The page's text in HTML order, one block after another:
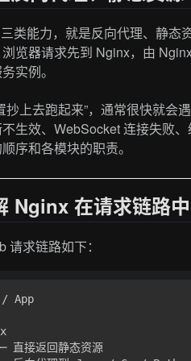
类能力，就是反向代理、静
览器请求先到 Nginx，由
实例。
抄上去跑起来”，通常很快就
生效、WebSocket 连接失败
序和各模块的职责。
Nginx 在请求链路
请求链路如下：
/ App
直接返回静态资源